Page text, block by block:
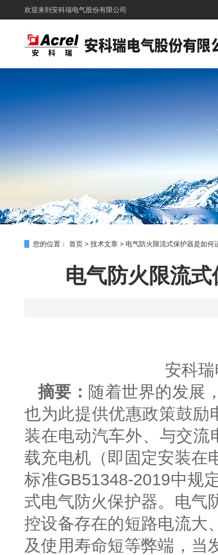
欢迎来到 安科瑞电气股份有限公司
您的位置： 首页 > 技术文章 > 电气防火限流式保护器是如何
电气防火限流
安科
摘要： 随着世界的发展
也为此提供优惠政策鼓励
装在电动汽车外、与交
载充电机（即固定安装在
标准GB51348-2019中规
式电气防火保护器。电气
控设备存在的短路电流大
及使用寿命短等弊端，当